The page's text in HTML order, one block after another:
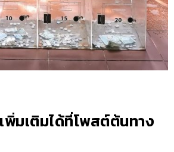
พิ่มเติมได้ที่โพสต์ต้นทาง